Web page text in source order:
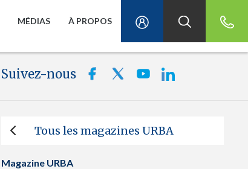
MÉDIAS À PROPOS
Suivez-nous
Tous les magazines URBA
Magazine URBA